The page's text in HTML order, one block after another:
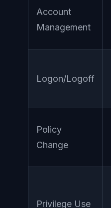
Account
Management
Logon/Logoff
Policy
Change
Privilege Use